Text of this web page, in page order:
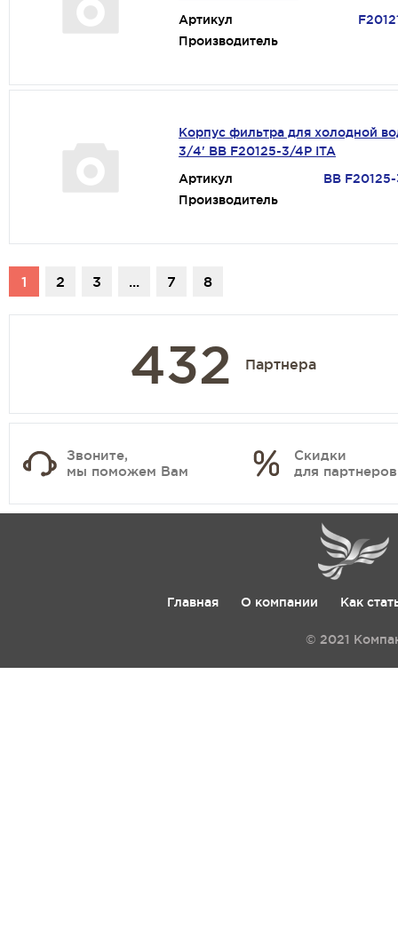
Артикул
Производитель
Корпус фильтра для холодной
3/4' ВВ F20125-3/4Р ITA
Артикул
ВВ
Производитель
1 2 3 ... 7 8
432 Партнера
Звоните,
мы поможем Вам
Скидки
для партнеров
Главная О компании Как
© 2021